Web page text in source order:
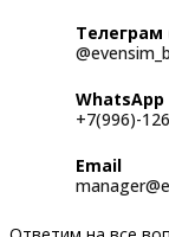
Телеграм
WhatsApp
+7(996)-
Email